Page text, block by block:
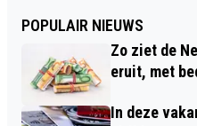
POPULAIR NIEUWS
Zo ziet de
eruit, met
In deze